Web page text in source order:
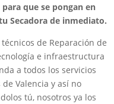
que se pongan en
Secadora de inmediato.
de Reparación de
e infraestructura
a todos los servicios
Valencia y así no
tú, nosotros ya los